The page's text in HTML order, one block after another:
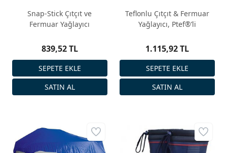
Snap-Stick Çıtçıt ve
Fermuar Yağlayıcı
839,52 TL
Teflonlu Çıtçıt & Fermuar
Yağlayıcı, Ptef®’li
1.115,92 TL